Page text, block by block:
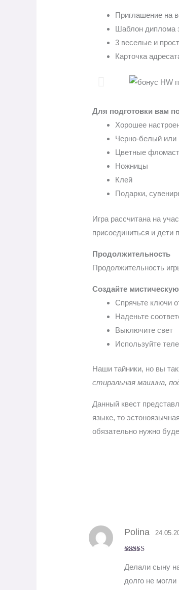
Приглашение на
Шаблон диплома
3 веселые и
Карточка
Для подготовки вам
Хорошее
Черно-белый или
Цветные
Ножницы
Клей
Подарки,
Игра рассчитана на
присоединиться и дети
Продолжительность
Продолжительность
Создайте
Спрячьте ключи
Наденьте
Выключите свет
Используйте
Наши тайники, но вы
стиральная машина,
Данный квест
языке, то
обязательно нужно
5
Polina
Делали сыну
долго не